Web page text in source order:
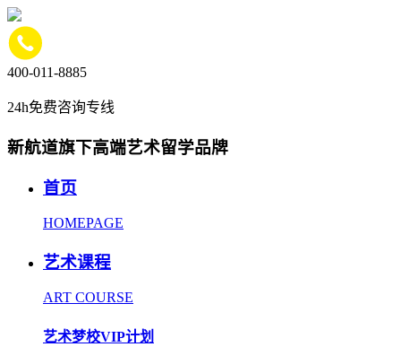
400-011-8885
24h免费咨询专线
新航道旗下高端艺术留学品牌
首页
HOMEPAGE
艺术课程
ART COURSE
艺术梦校VIP计划